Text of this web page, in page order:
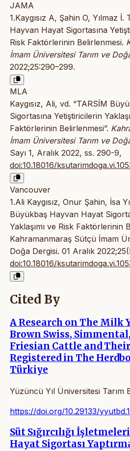
JAMA
1.Kaygısız A, Şahin O, Yılmaz
Hayvan Hayat Sigortasına
Risk Faktörlerinin Belirlenmesi.
İmam Üniversitesi Tarım ve
2022;25:290–299.
MLA
Kaygısız, Ali, vd. “TARSİM
Sigortasına Yetiştiricilerin
Faktörlerinin Belirlenmesi”.
İmam Üniversitesi Tarım ve
Sayı 1, Aralık 2022, ss. 290-9,
doi:10.18016/
Vancouver
1.Ali Kaygısız, Onur Şahin, İsa
Büyükbaş Hayvan Hayat
Yaklaşımı ve Risk Faktörlerinin
Kahramanmaraş Sütçü İmam
Doğa Dergisi. 01 Aralık
doi:10.18016/
Cited By
A Research on The Milk
Brown Swiss,
Friesian Cattle and Their
Registered in The
Türkiye
Yüzüncü Yıl Üniversitesi Tarım
https://doi.org/10.29133/
Süt Sığırcılığı
Hayat Sigortası